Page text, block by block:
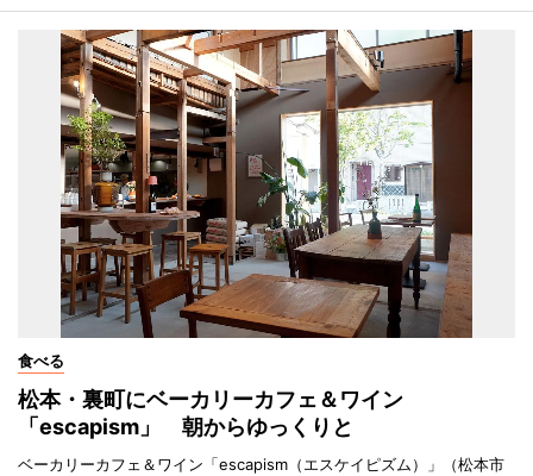
食べる
松本・裏町にベーカリーカフェ＆ワイン
「escapism」 朝からゆっくりと
ベーカリーカフェ＆ワイン「escapism（エスケイピズム）」（松本市